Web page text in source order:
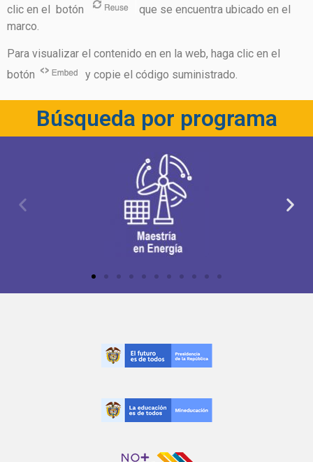
clic en el botón
que se encuentra ubicado en el
marco.
Para visualizar el contenido en en la web, haga clic en el
botón
y copie el código suministrado.
Búsqueda por programa